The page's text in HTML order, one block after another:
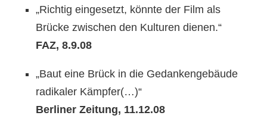
„Richtig eingesetzt, könnte der Film als
Brücke zwischen den Kulturen dienen.“
FAZ, 8.9.08
„Baut eine Brück in die Gedankengebäude
radikaler Kämpfer(…)“
Berliner Zeitung, 11.12.08